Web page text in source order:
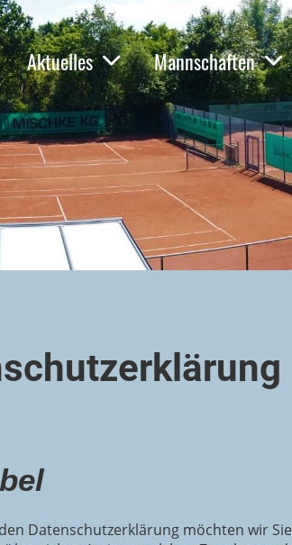
Aktuelles Mannschaften
Datenschutzerklärung möchten wir